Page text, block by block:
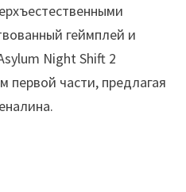
геймплей и
Night Shift 2
части, предлагая